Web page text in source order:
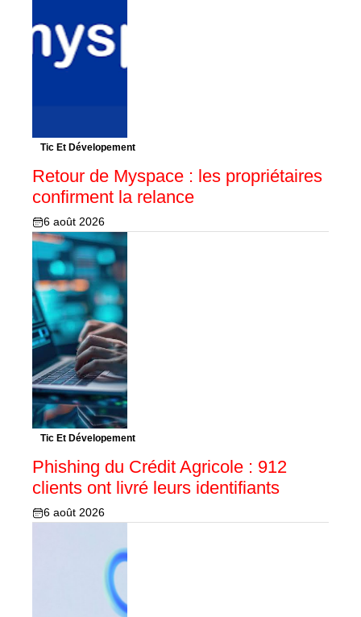
Tic Et Dévelopement
Retour de Myspace : les propriétaires
confirment la relance
6 août 2026
Tic Et Dévelopement
Phishing du Crédit Agricole : 912
clients ont livré leurs identifiants
6 août 2026